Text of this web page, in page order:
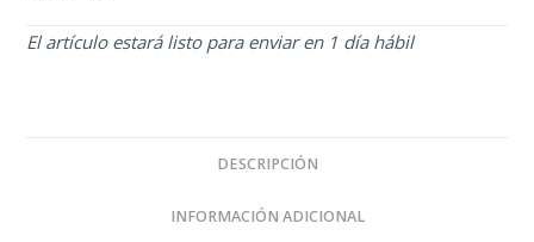
El artículo estará listo para enviar en 1 día hábil
DESCRIPCIÓN
INFORMACIÓN ADICIONAL